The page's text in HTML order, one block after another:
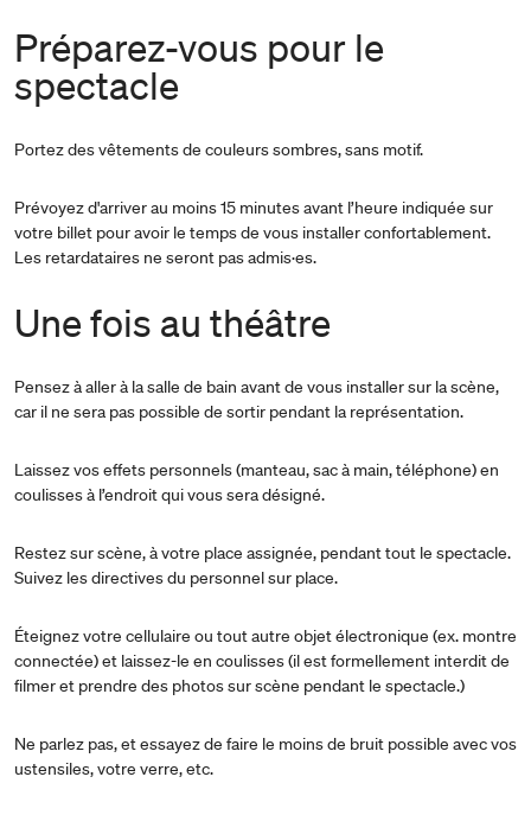
Préparez-vous pour le
spectacle
Portez des vêtements de couleurs sombres, sans motif.
Prévoyez d'arriver au moins 15 minutes avant l’heure indiquée sur
votre billet pour avoir le temps de vous installer confortablement.
Les retardataires ne seront pas admis·es.
Une fois au théâtre
Pensez à aller à la salle de bain avant de vous installer sur la scène,
car il ne sera pas possible de sortir pendant la représentation.
Laissez vos effets personnels (manteau, sac à main, téléphone) en
coulisses à l’endroit qui vous sera désigné.
Restez sur scène, à votre place assignée, pendant tout le spectacle.
Suivez les directives du personnel sur place.
Éteignez votre cellulaire ou tout autre objet électronique (ex. montre
connectée) et laissez-le en coulisses (il est formellement interdit de
filmer et prendre des photos sur scène pendant le spectacle.)
Ne parlez pas, et essayez de faire le moins de bruit possible avec vos
ustensiles, votre verre, etc.